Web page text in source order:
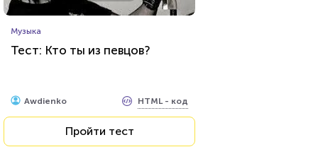
Тест: Мизантроп ли вы?
Пройти тест
Музыка
Тест: Кто ты из певцов?
Awdienko HTML - код
Пройти тест